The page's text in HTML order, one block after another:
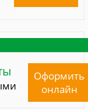
Оформить
онлайн